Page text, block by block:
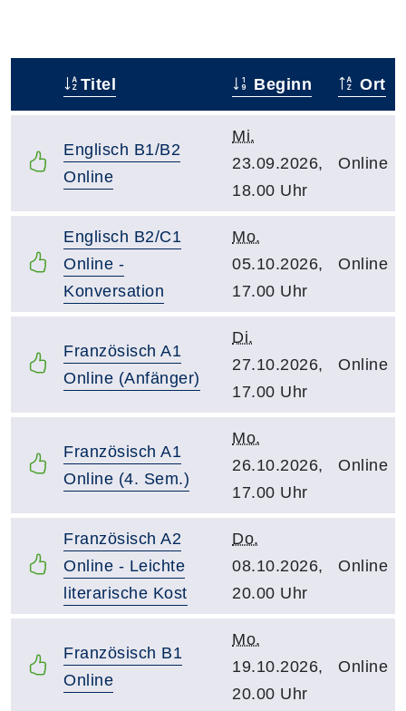
Titel Beginn Ort
Englisch B1/B2
Online
Mi.
23.09.2026,
18.00 Uhr
Online
Englisch B2/C1
Online -
Konversation
Mo.
05.10.2026,
17.00 Uhr
Online
Französisch A1
Online (Anfänger)
Di.
27.10.2026,
17.00 Uhr
Online
Französisch A1
Online (4. Sem.)
Mo.
26.10.2026,
17.00 Uhr
Online
Französisch A2
Online - Leichte
literarische Kost
Do.
08.10.2026,
20.00 Uhr
Online
Französisch B1
Online
Mo.
19.10.2026,
20.00 Uhr
Online